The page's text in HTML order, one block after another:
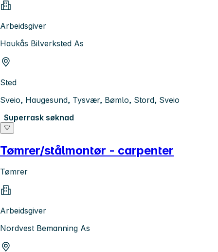
Arbeidsgiver
Haukås Bilverksted As
Sted
Sveio, Haugesund, Tysvær, Bømlo, Stord, Sveio
Superrask søknad
Tømrer/stålmontør - carpenter
Tømrer
Arbeidsgiver
Nordvest Bemanning As